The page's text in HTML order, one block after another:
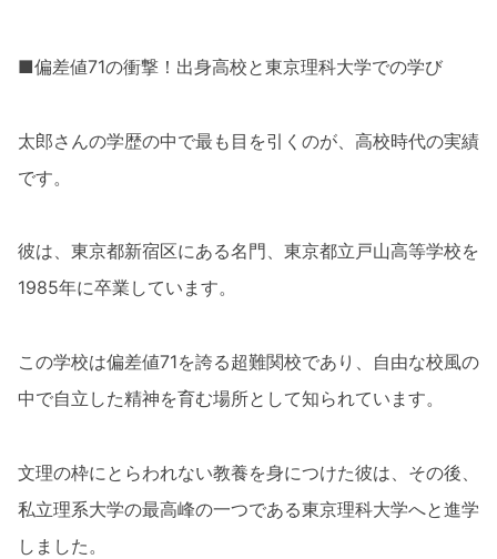
■偏差値71の衝撃！出身高校と東京理科大学での学び
太郎さんの学歴の中で最も目を引くのが、高校時代の実績
です。
彼は、東京都新宿区にある名門、東京都立戸山高等学校を
1985年に卒業しています。
この学校は偏差値71を誇る超難関校であり、自由な校風の
中で自立した精神を育む場所として知られています。
文理の枠にとらわれない教養を身につけた彼は、その後、
私立理系大学の最高峰の一つである東京理科大学へと進学
しました。